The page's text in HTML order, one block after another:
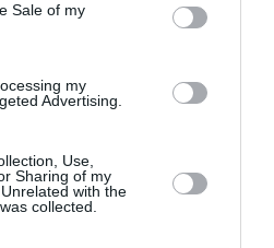
Sale of my
my
Advertising.
Use,
Sharing of my
with the
collected.
AUSSI
DÉMONSTRATION
PUBLIQUE...